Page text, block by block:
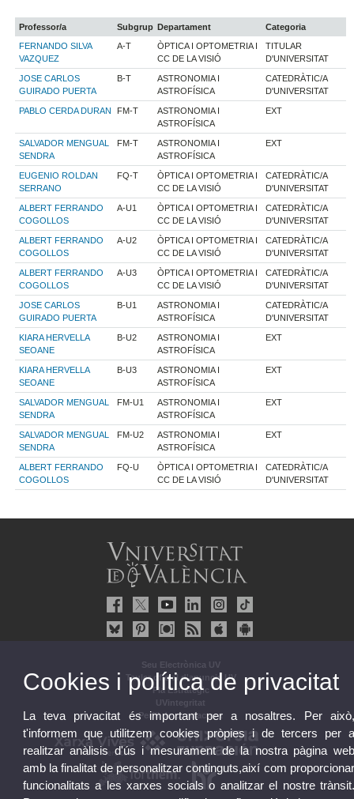
Professor/a Subgrup Departament
Categoria
FERNANDO SILVA
VAZQUEZ
A-T
ÒPTICA I OPTOMETRIA I
CC DE LA VISIÓ
TITULAR
D'UNIVERSITAT
JOSE CARLOS
GUIRADO PUERTA
B-T
ASTRONOMIA I
ASTROFÍSICA
CATEDRÀTIC/A
D'UNIVERSITAT
PABLO CERDA DURAN FM-T
ASTRONOMIA I
ASTROFÍSICA
EXT
SALVADOR MENGUAL
SENDRA
FM-T
ASTRONOMIA I
ASTROFÍSICA
EXT
EUGENIO ROLDAN
SERRANO
FQ-T
ÒPTICA I OPTOMETRIA I
CC DE LA VISIÓ
CATEDRÀTIC/A
D'UNIVERSITAT
ALBERT FERRANDO
COGOLLOS
A-U1
ÒPTICA I OPTOMETRIA I
CC DE LA VISIÓ
CATEDRÀTIC/A
D'UNIVERSITAT
ALBERT FERRANDO
COGOLLOS
A-U2
ÒPTICA I OPTOMETRIA I
CC DE LA VISIÓ
CATEDRÀTIC/A
D'UNIVERSITAT
ALBERT FERRANDO
COGOLLOS
A-U3
ÒPTICA I OPTOMETRIA I
CC DE LA VISIÓ
CATEDRÀTIC/A
D'UNIVERSITAT
JOSE CARLOS
GUIRADO PUERTA
B-U1
ASTRONOMIA I
ASTROFÍSICA
CATEDRÀTIC/A
D'UNIVERSITAT
KIARA HERVELLA
SEOANE
B-U2
ASTRONOMIA I
ASTROFÍSICA
EXT
KIARA HERVELLA
SEOANE
B-U3
ASTRONOMIA I
ASTROFÍSICA
EXT
SALVADOR MENGUAL
SENDRA
FM-U1
ASTRONOMIA I
ASTROFÍSICA
EXT
SALVADOR MENGUAL
SENDRA
FM-U2
ASTRONOMIA I
ASTROFÍSICA
EXT
ALBERT FERRANDO
COGOLLOS
FQ-U
ÒPTICA I OPTOMETRIA I
CC DE LA VISIÓ
CATEDRÀTIC/A
D'UNIVERSITAT
Seu Electrònica UV
Tauler oficial d'anuncis UV
Pla Estratègic
UVintegritat
Perfil de contractant
Cookies i política de privacitat
La teva privacitat és important per a nosaltres. Per
t'informem que utilitzem cookies pròpies i de tercers per
realitzar anàlisis d'ús i mesurament de la nostra pàgina
amb la finalitat de personalitzar continguts,així com
funcionalitats a les xarxes socials o analitzar el nostre